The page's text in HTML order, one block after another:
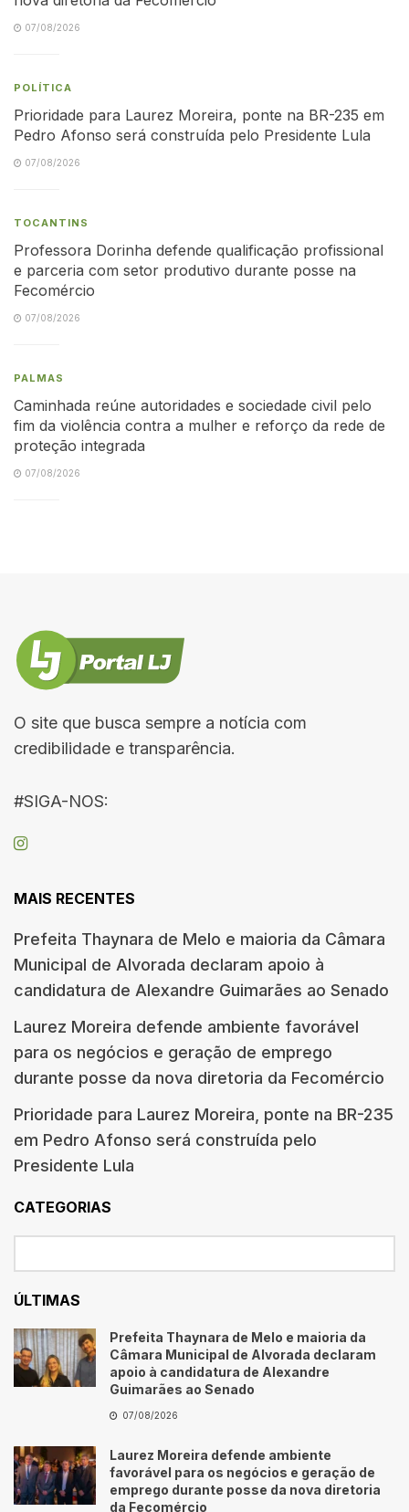
07/08/2026
POLÍTICA
Prioridade para Laurez Moreira, ponte na BR-235 em
Pedro Afonso será construída pelo Presidente Lula
07/08/2026
TOCANTINS
Professora Dorinha defende qualificação profissional
e parceria com setor produtivo durante posse na
Fecomércio
07/08/2026
PALMAS
Caminhada reúne autoridades e sociedade civil pelo
fim da violência contra a mulher e reforço da rede de
proteção integrada
07/08/2026
O site que busca sempre a notícia com
credibilidade e transparência.
#SIGA-NOS:
MAIS RECENTES
Prefeita Thaynara de Melo e maioria da Câmara
Municipal de Alvorada declaram apoio à
candidatura de Alexandre Guimarães ao Senado
Laurez Moreira defende ambiente favorável
para os negócios e geração de emprego
durante posse da nova diretoria da Fecomércio
Prioridade para Laurez Moreira, ponte na BR-235
em Pedro Afonso será construída pelo
Presidente Lula
CATEGORIAS
ÚLTIMAS
Prefeita Thaynara de Melo e maioria da
Câmara Municipal de Alvorada declaram
apoio à candidatura de Alexandre
Guimarães ao Senado
07/08/2026
Laurez Moreira defende ambiente
favorável para os negócios e geração de
emprego durante posse da nova diretoria
da Fecomércio